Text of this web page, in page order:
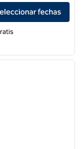
Hilton Livermore
fechas